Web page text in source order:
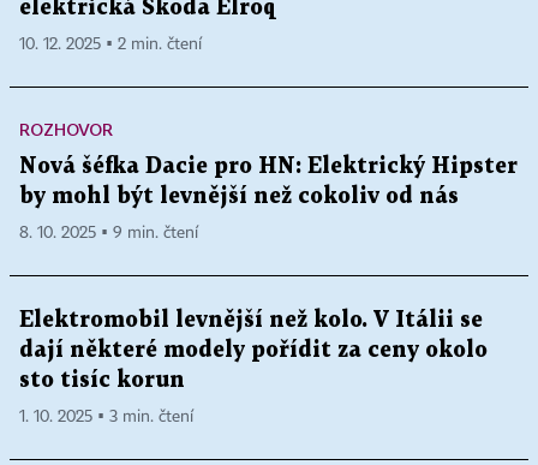
elektrická Škoda Elroq
10. 12. 2025 ▪ 2 min. čtení
ROZHOVOR
Nová šéfka Dacie pro HN: Elektrický Hipster
by mohl být levnější než cokoliv od nás
8. 10. 2025 ▪ 9 min. čtení
Elektromobil levnější než kolo. V Itálii se
dají některé modely pořídit za ceny okolo
sto tisíc korun
1. 10. 2025 ▪ 3 min. čtení